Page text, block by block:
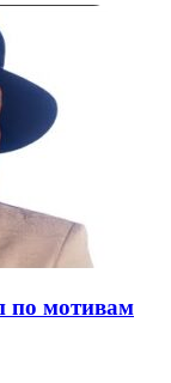
по мотивам